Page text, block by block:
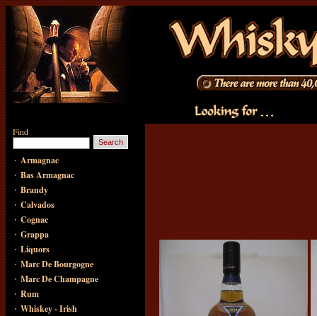
Find
· Armagnac
· Bas Armagnac
· Brandy
· Calvados
· Cognac
· Grappa
· Liquors
· Marc De Bourgogne
· Marc De Champagne
· Rum
· Whiskey - Irish